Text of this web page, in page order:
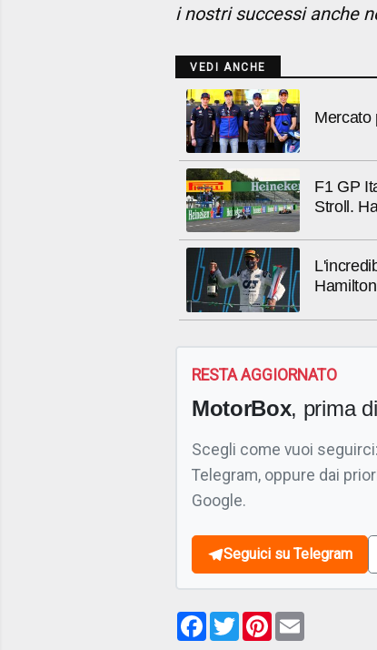
i nostri successi anche
VEDI ANCHE
Mercato
F1 GP
Stroll.
Hamilton
RESTA AGGIORNATO
MotorBox, prima
Scegli come vuoi
Telegram, oppure dai
Google.
Seguici su Telegram
Facebook
TwitterPinterest